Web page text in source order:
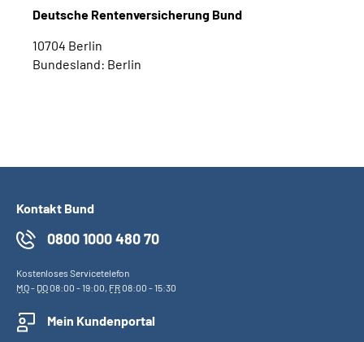
Deutsche Rentenversicherung Bund
10704 Berlin
Bundesland: Berlin
Kontakt Bund
0800 1000 480 70
Kostenloses Servicetelefon
MO- DO08:00 - 19:00, FR08:00 - 15:30
Mein Kundenportal